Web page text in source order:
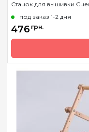
Станок для вышивки
под заказ 1-2 дня
476 грн.
Бренд